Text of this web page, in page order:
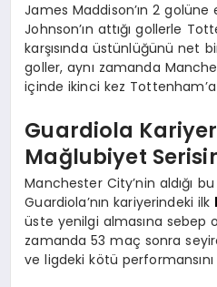
James Maddison’ın 2
Johnson’ın attığı gollerle
karşısında üstünlüğünü net
goller, aynı zamanda
içinde ikinci kez
Guardiola
Mağlubiyet
Manchester City’nin aldığı
Guardiola’nın kariyerindeki ilk
üste yenilgi almasına sebep
zamanda 53 maç sonra
ve ligdeki kötü